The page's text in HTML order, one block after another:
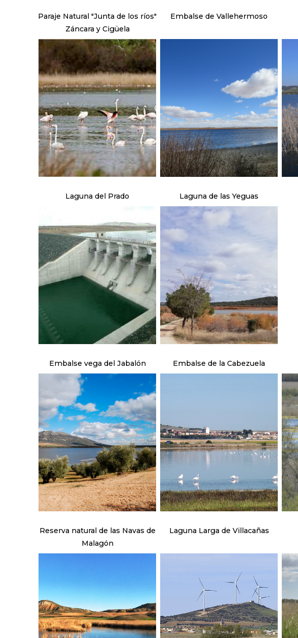
Paraje Natural "Junta de los ríos"
Záncara y Cigüela
Embalse de Vallehermoso
Laguna del Prado Laguna de las Yeguas
Embalse vega del Jabalón Embalse de la Cabezuela
Reserva natural de las Navas de
Malagón
Laguna Larga de Villacañas